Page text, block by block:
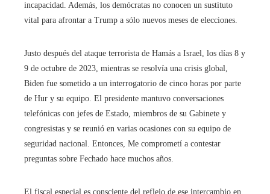
incapacidad. Además, los demócratas no conocen un sustituto
vital para afrontar a Trump a sólo nuevos meses de elecciones.
Justo después del ataque terrorista de Hamás a Israel, los días 8 y
9 de octubre de 2023, mientras se resolvía una crisis global,
Biden fue sometido a un interrogatorio de cinco horas por parte
de Hur y su equipo. El presidente mantuvo conversaciones
telefónicas con jefes de Estado, miembros de su Gabinete y
congresistas y se reunió en varias ocasiones con su equipo de
seguridad nacional. Entonces, Me comprometí a contestar
preguntas sobre Fechado hace muchos años.
El fiscal especial es consciente del reflejo de ese intercambio en